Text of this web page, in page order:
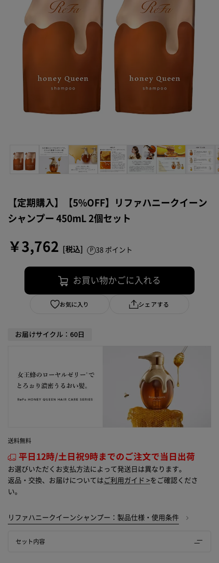
【定期購入】【5%OFF】リファハニークイーン
シャンプー 450mL 2個セット
￥3,762 38 ポイント
お買い物かごに入れる
お気に入り シェアする
お届けサイクル：60日
送料無料
平日12時/土日祝9時までのご注文で当日出荷
お選びいただくお支払方法によって発送日は異なります。
返品・交換、お届けについては ご利用ガイド >をご確認くださ
い。
リファハニークイーンシャンプー：製品仕様・使用条件
セット内容